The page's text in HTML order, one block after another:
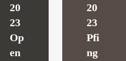
20
23
Op
en
20
23
Pfi
ng